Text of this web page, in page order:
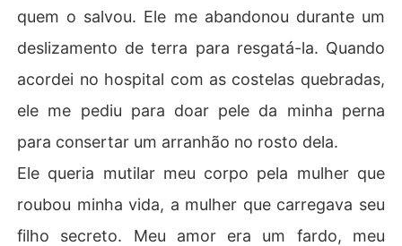
"Alex", sussurrei, minha voz embargada. "Preciso ir emb
ora. Você pode me encontrar na Europa?"
quem o salvou. Ele me abandonou durante um
deslizamento de terra para resgatá-la. Quando
acordei no hospital com as costelas quebradas,
ele me pediu para doar pele da minha perna
para consertar um arranhão no rosto dela.
Ele queria mutilar meu corpo pela mulher que
roubou minha vida, a mulher que carregava seu
filho secreto. Meu amor era um fardo, meu